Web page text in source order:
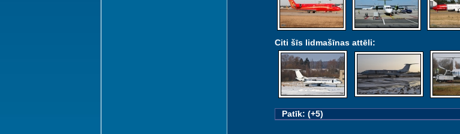
Citi šīs lidmašīnas attēli:
Patīk: (+5)